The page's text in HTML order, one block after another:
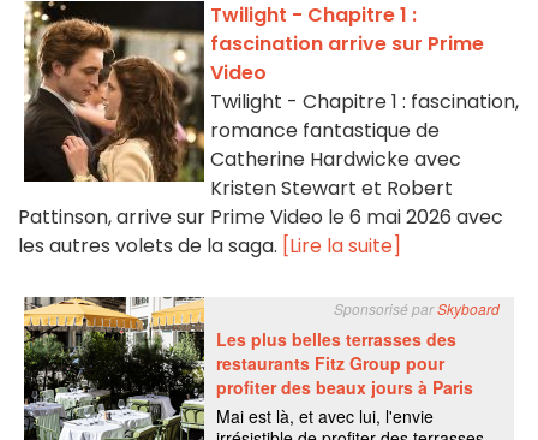
Twilight - Chapitre 1 :
fascination arrive sur Prime
Video
Twilight - Chapitre 1 : fascination,
romance fantastique de
Catherine Hardwicke avec
Kristen Stewart et Robert
Pattinson, arrive sur Prime Video le 6 mai 2026 avec
les autres volets de la saga. [Lire la suite]